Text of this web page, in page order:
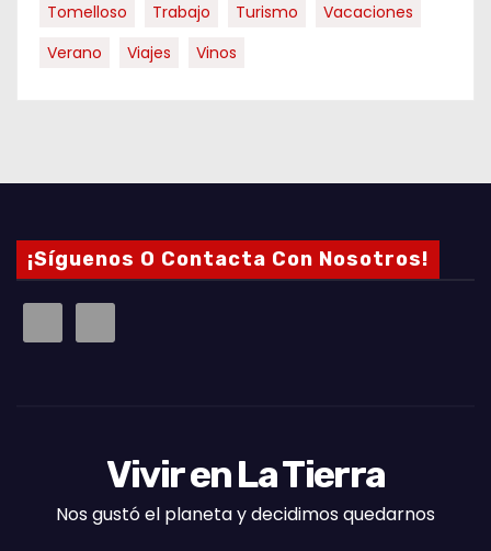
Tomelloso
Trabajo Turismo
Vacaciones
Verano
Viajes Vinos
¡Síguenos O Contacta Con Nosotros!
Vivir en La Tierra
Nos gustó el planeta y decidimos quedarnos